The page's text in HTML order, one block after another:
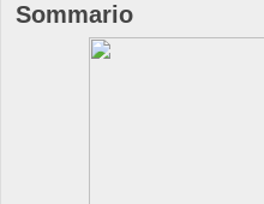
Sommario